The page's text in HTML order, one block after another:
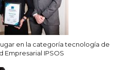
en la categoría tecnología de
Empresarial IPSOS